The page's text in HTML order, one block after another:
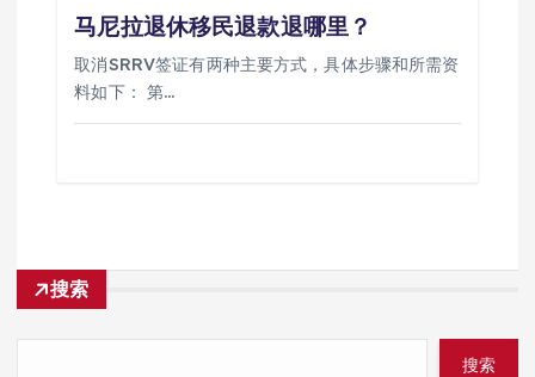
马尼拉退休移民退款退哪里？
取消SRRV签证有两种主要方式，具体步骤和所需资
料如下： 第…
搜索
搜索